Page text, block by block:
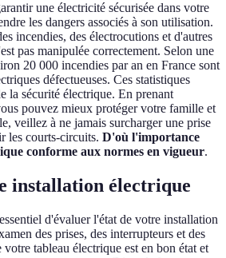
une électricité sécurisée dans votre
les dangers associés à son utilisation.
incendies, des électrocutions et d'autres
pas manipulée correctement. Selon une
20 000 incendies par an en France sont
défectueuses. Ces statistiques
la sécurité électrique. En prenant
pouvez mieux protéger votre famille et
veillez à ne jamais surcharger une prise
les courts-circuits. D'où l'importance
conforme aux normes en vigueur.
installation électrique
d'évaluer l'état de votre installation
des prises, des interrupteurs et des
tableau électrique est en bon état et